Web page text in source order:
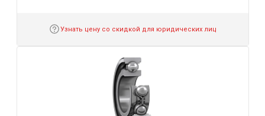
Узнать цену со скидкой для юридических лиц